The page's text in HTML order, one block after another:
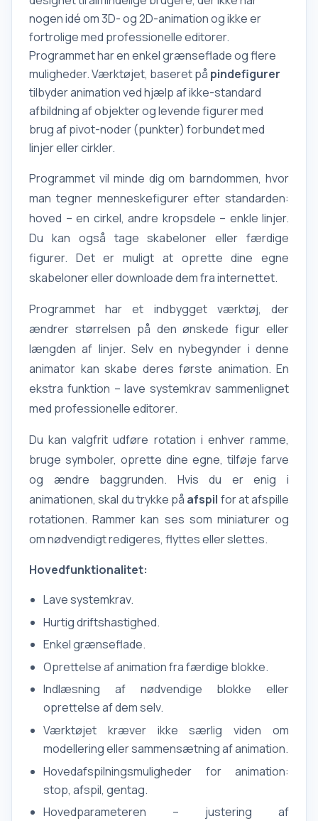
nogen idé om 3D- og 2D-animation og ikke er
fortrolige med professionelle editorer.
Programmet har en enkel grænseflade og flere
muligheder. Værktøjet, baseret på pindefigurer
tilbyderanimation ved hjælp af ikke-standard
afbildning af objekter og levende figurer med
brug af pivot-noder (punkter) forbundet med
linjer eller cirkler.
Programmet vil minde dig om barndommen, hvor
man tegner menneskefigurer efter standarden:
hoved – en cirkel, andre kropsdele – enkle linjer.
Du kan også tage skabeloner eller færdige
figurer. Det er muligt at oprette dine egne
skabeloner eller downloade dem fra internettet.
Programmet har et indbygget værktøj, der
ændrer størrelsen på den ønskede figur eller
længden af linjer. Selv en nybegynder i denne
animator kan skabe deres første animation. En
ekstra funktion – lave systemkrav sammenlignet
med professionelle editorer.
Du kan valgfrit udføre rotation i enhver ramme,
bruge symboler, oprette dine egne, tilføje farve
og ændre baggrunden. Hvis du er enig i
animationen, skal du trykke på afspil for at afspille
rotationen. Rammer kan ses som miniaturer og
om nødvendigt redigeres, flyttes eller slettes.
Hovedfunktionalitet:
Lave systemkrav.
Hurtig driftshastighed.
Enkel grænseflade.
Oprettelse af animation fra færdige blokke.
Indlæsning af nødvendige blokke eller
oprettelse af dem selv.
Værktøjet kræver ikke særlig viden om
modellering eller sammensætning af animation.
Hovedafspilningsmuligheder for animation:
stop, afspil, gentag.
Hovedparameteren – justering af